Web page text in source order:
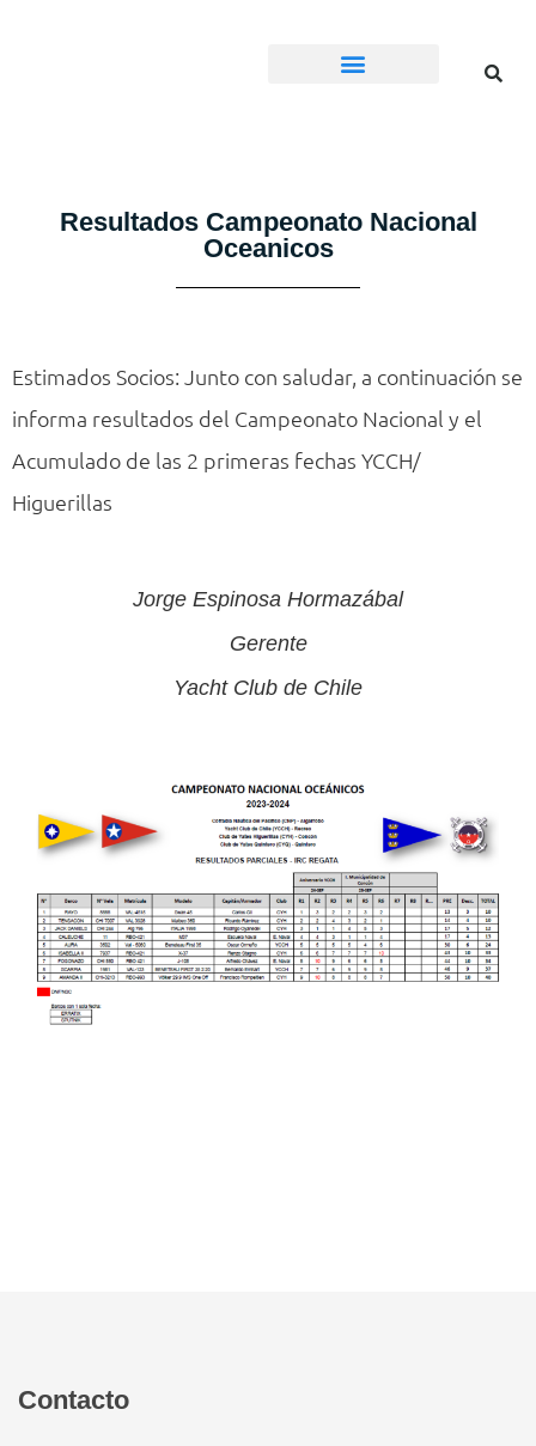
Resultados Campeonato Nacional
Oceanicos
Estimados Socios: Junto con saludar, a continuación se
informa resultados del Campeonato Nacional y el
Acumulado de las 2 primeras fechas YCCH/
Higuerillas
Jorge Espinosa Hormazábal
Gerente
Yacht Club de Chile
Contacto